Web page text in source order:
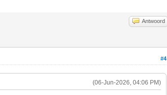
Antwoord
#4
(06-Jun-2026, 04:06 PM)